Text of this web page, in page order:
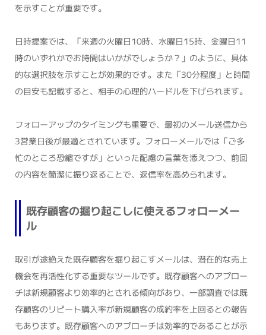
を示すことが重要です。
日時提案では、「来週の火曜日10時、水曜日15時、金曜日11
時のいずれかでお時間はいかがでしょうか？」のように、具体
的な選択肢を示すことが効果的です。また「30分程度」と時間
の目安も記載すると、相手の心理的ハードルを下げられます。
フォローアップのタイミングも重要で、最初のメール送信から
3営業日後が最適とされています。フォローメールでは「ご多
忙のところ恐縮ですが」といった配慮の言葉を添えつつ、前回
の内容を簡潔に振り返ることで、返信率を高められます。
既存顧客の掘り起こしに使えるフォローメー
ル
取引が途絶えた既存顧客を掘り起こすメールは、潜在的な売上
機会を再活性化する重要なツールです。既存顧客へのアプロー
チは新規顧客より効率的とされる傾向があり、一部調査では既
存顧客のリピート購入率が新規顧客の成約率を上回るとの報告
もあります。既存顧客へのアプローチは効率的であることが示